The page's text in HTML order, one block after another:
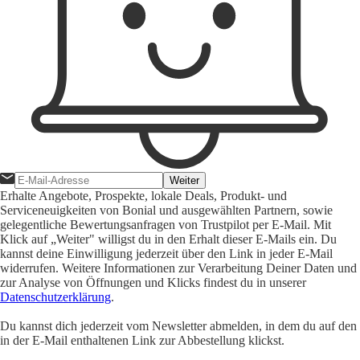
Weiter
Erhalte Angebote, Prospekte, lokale Deals, Produkt- und
Serviceneuigkeiten von Bonial und ausgewählten Partnern, sowie
gelegentliche Bewertungsanfragen von Trustpilot per E-Mail. Mit
Klick auf „Weiter" willigst du in den Erhalt dieser E-Mails ein. Du
kannst deine Einwilligung jederzeit über den Link in jeder E-Mail
widerrufen. Weitere Informationen zur Verarbeitung Deiner Daten und
zur Analyse von Öffnungen und Klicks findest du in unserer
Datenschutzerklärung.
Du kannst dich jederzeit vom Newsletter abmelden, in dem du auf den
in der E-Mail enthaltenen Link zur Abbestellung klickst.